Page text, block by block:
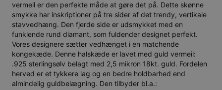
vermeil er den perfekte måde at gøre det på. Dette skønne
smykke har inskriptioner på tre sider af det trendy, vertikale
stavvedhæng. Den fjerde side er udsmykket med en
funklende rund diamant, som fuldender designet perfekt.
Vores designere sætter vedhænget i en matchende
kongekæde. Denne halskæde er lavet med guld vermeil:
.925 sterlingsølv belagt med 2,5 mikron 18kt. guld. Fordelen
herved er et tykkere lag og en bedre holdbarhed end
almindelig guldbelægning. Den tilbyder bl.a.: